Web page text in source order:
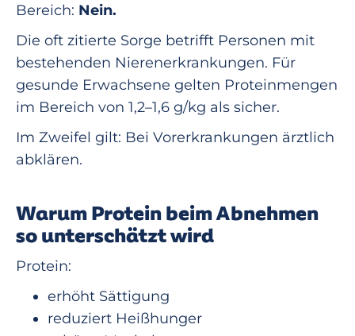
Bereich: Nein.
Die oft zitierte Sorge betrifft Personen mit
bestehenden Nierenerkrankungen. Für
gesunde Erwachsene gelten Proteinmengen
im Bereich von 1,2–1,6 g/kg als sicher.
Im Zweifel gilt: Bei Vorerkrankungen ärztlich
abklären.
Warum Protein beim Abnehmen
so unterschätzt wird
Protein:
erhöht Sättigung
reduziert Heißhunger